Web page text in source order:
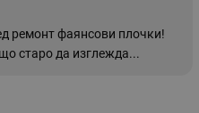
ремонт фаянсови плочки!
старо да изглежда...